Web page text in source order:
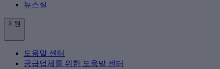
뉴스실
지원
도움말 센터
공급업체를 위한 도움말 센터